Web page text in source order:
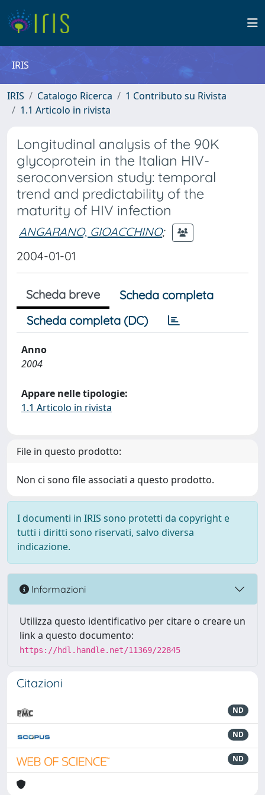
IRIS
IRIS Catalogo Ricerca
1 Contributo su Rivista
1.1 Articolo in rivista
Longitudinal analysis of the 90K
glycoprotein in the Italian HIV-
seroconversion study: temporal
trend and predictability of the
maturity of HIV infection
ANGARANO, GIOACCHINO;
2004-01-01
Scheda breve
Scheda completa
Scheda completa (DC)
Anno
2004
Appare nelle tipologie:
1.1 Articolo in rivista
File in questo prodotto:
Non ci sono file associati a questo prodotto.
I documenti in IRIS sono protetti da copyright e
tutti i diritti sono riservati, salvo diversa
indicazione.
Informazioni
Utilizza questo identificativo per citare o creare un
link a questo documento:
https://hdl.handle.net/11369/22845
Citazioni
ND
ND
ND